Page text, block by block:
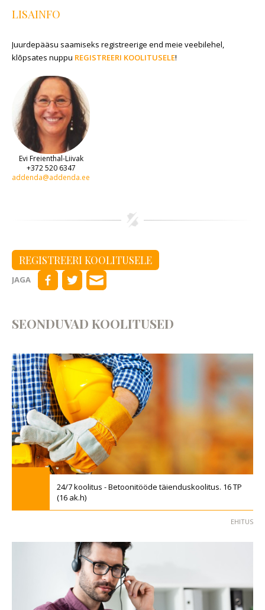
LISAINFO
Juurdepääsu saamiseks registreerige end meie veebilehel,
klõpsates nuppu REGISTREERI KOOLITUSELE!
Evi Freienthal-Liivak
+372 520 6347
addenda@addenda.ee
REGISTREERI KOOLITUSELE
JAGA
SEONDUVAD KOOLITUSED
24/7 koolitus - Betoonitööde täienduskoolitus. 16 TP
(16 ak.h)
EHITUS